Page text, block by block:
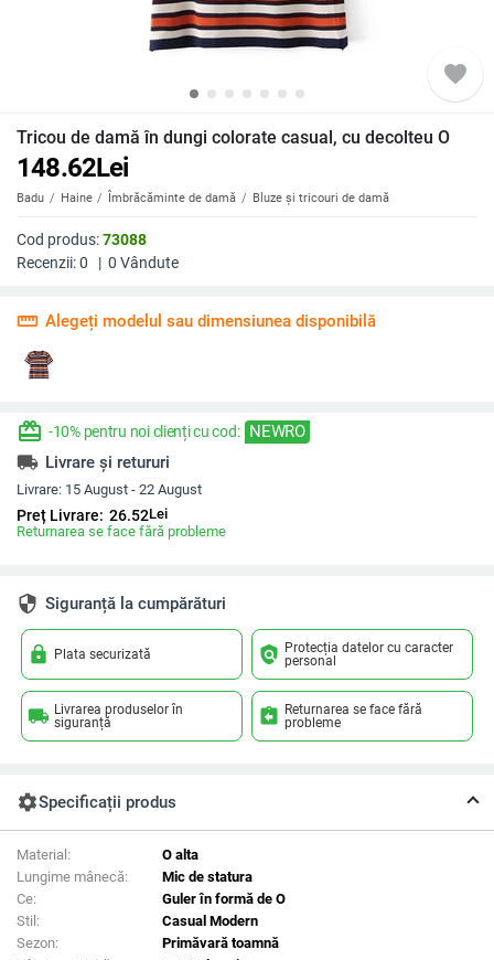
favorite
Tricou de damă în dungi colorate casual, cu decolteu O
148.62Lei
Badu Haine Îmbrăcăminte de damă Bluze și tricouri de damă
Cod produs:73088
Recenzii:0 | 0 Vândute
straighten Alegeți modelul sau dimensiunea disponibilă
redeem -10% pentru noi clienți cu cod: NEWRO
local_shipping Livrare și retururi
Livrare: 15 August - 22 August
Preț Livrare: 26.52Lei
Returnarea se face fără probleme
security Siguranță la cumpărături
lock Plata securizată policy Protecția datelor cu caracter
personal
local_shipping Livrarea produselor în
siguranță
assignment_return Returnarea se face fără
probleme
settingsSpecificații produs
Material:
O alta
Lungime mânecă:
Mic de statura
Ce:
Guler în formă de O
Stil:
Casual Modern
Sezon:
Primăvară toamnă